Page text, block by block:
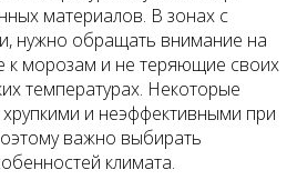
материалов. В зонах с
нужно обращать внимание на
к морозам и не теряющие своих
температурах. Некоторые
хрупкими и неэффективными при
важно выбирать
климата.